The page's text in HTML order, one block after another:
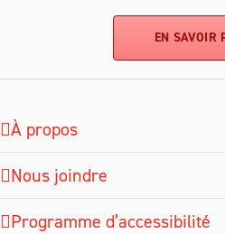
EN SAVOIR
À propos
Nous joindre
Programme d’accessibilité